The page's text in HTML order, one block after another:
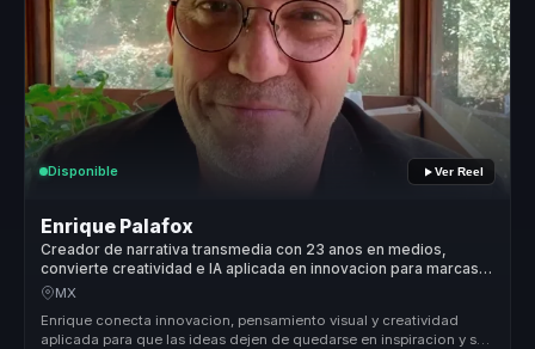
Disponible Ver Reel
Enrique Palafox
Creador de narrativa transmedia con 23 anos en medios,
convierte creatividad e IA aplicada en innovacion para marcas y
equipos.
MX
Enrique conecta innovacion, pensamiento visual y creatividad
aplicada para que las ideas dejen de quedarse en inspiracion y se